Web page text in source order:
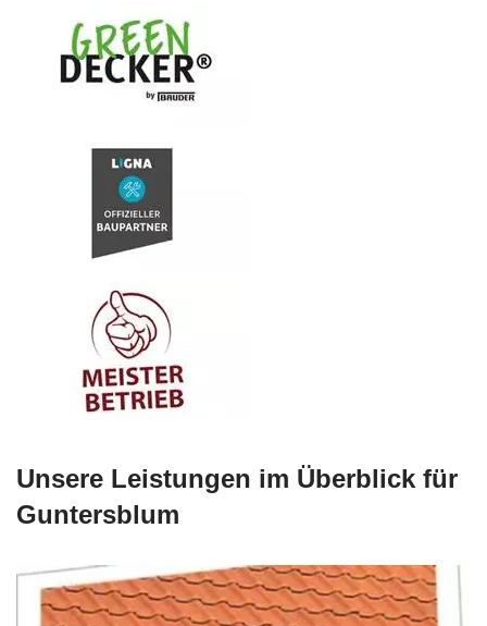
Unsere Leistungen im Überblick für
Guntersblum